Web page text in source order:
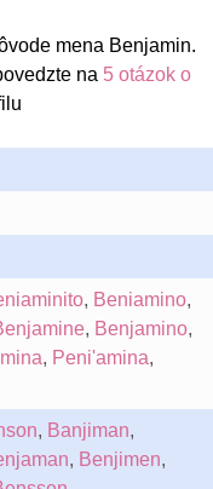
mena Benjamin.
na 5 otázok o
, Beniamino,
, Benjamino,
, Peni'amina,
, Banjiman,
, Benjimen,